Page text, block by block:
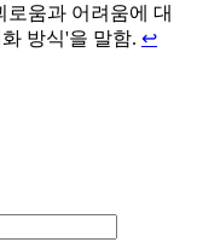
움과 어려움에 대
방식'을 말함. ↩